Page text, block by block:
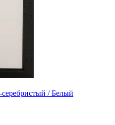
/ Белый